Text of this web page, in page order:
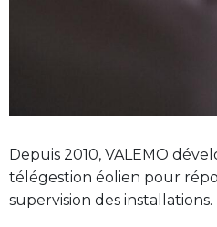
Depuis 2010, VALEMO
télégestion éolien pour
supervision des installations.